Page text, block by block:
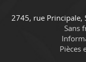
2745, rue Principale,
Sans
Pièces